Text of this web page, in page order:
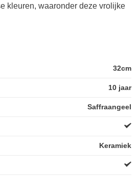
kleuren, waaronder deze vrolijke
32cm
10 jaar
Saffraangeel
Keramiek